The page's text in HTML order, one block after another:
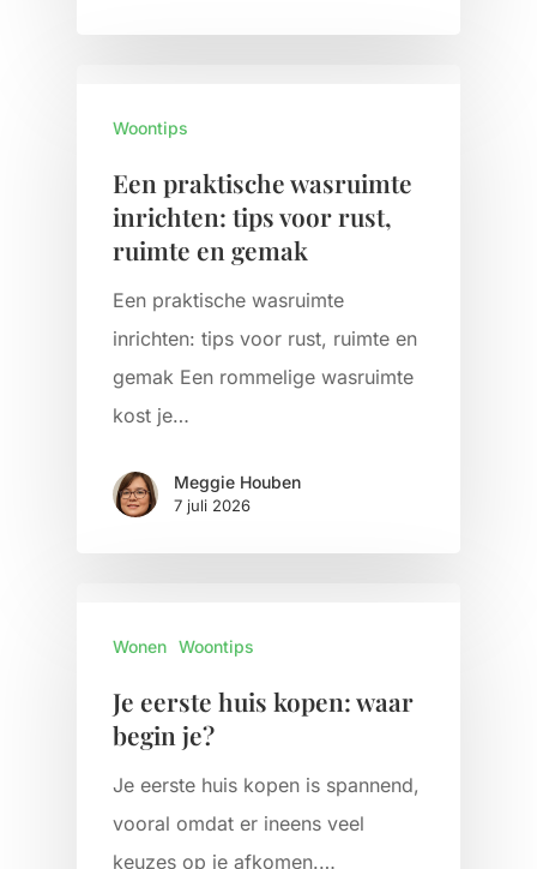
Woontips
Een praktische wasruimte
inrichten: tips voor rust,
ruimte en gemak
Een praktische wasruimte
inrichten: tips voor rust, ruimte en
gemak Een rommelige wasruimte
kost je…
Meggie Houben
7 juli 2026
Wonen Woontips
Je eerste huis kopen: waar
begin je?
Je eerste huis kopen is spannend,
vooral omdat er ineens veel
keuzes op je afkomen.…